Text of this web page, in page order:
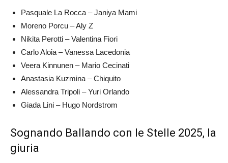
Pasquale La Rocca – Janiya Mami
Moreno Porcu – Aly Z
Nikita Perotti – Valentina Fiori
Carlo Aloia – Vanessa Lacedonia
Veera Kinnunen – Mario Cecinati
Anastasia Kuzmina – Chiquito
Alessandra Tripoli – Yuri Orlando
Giada Lini – Hugo Nordstrom
Sognando Ballando con le Stelle 2025, la
giuria